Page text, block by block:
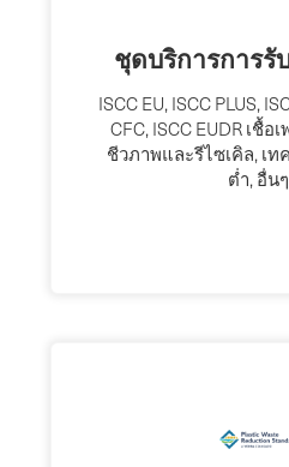
ชุดบริการการรั
ISCC EU, ISCC PLUS,
CFC, ISCC EUDR เชื้อ
ชีวภาพและรีไซเคิล, เ
ต่ำ, อื่นๆ